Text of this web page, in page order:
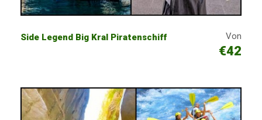
Side Legend Big Kral Piratenschiff Von
€42